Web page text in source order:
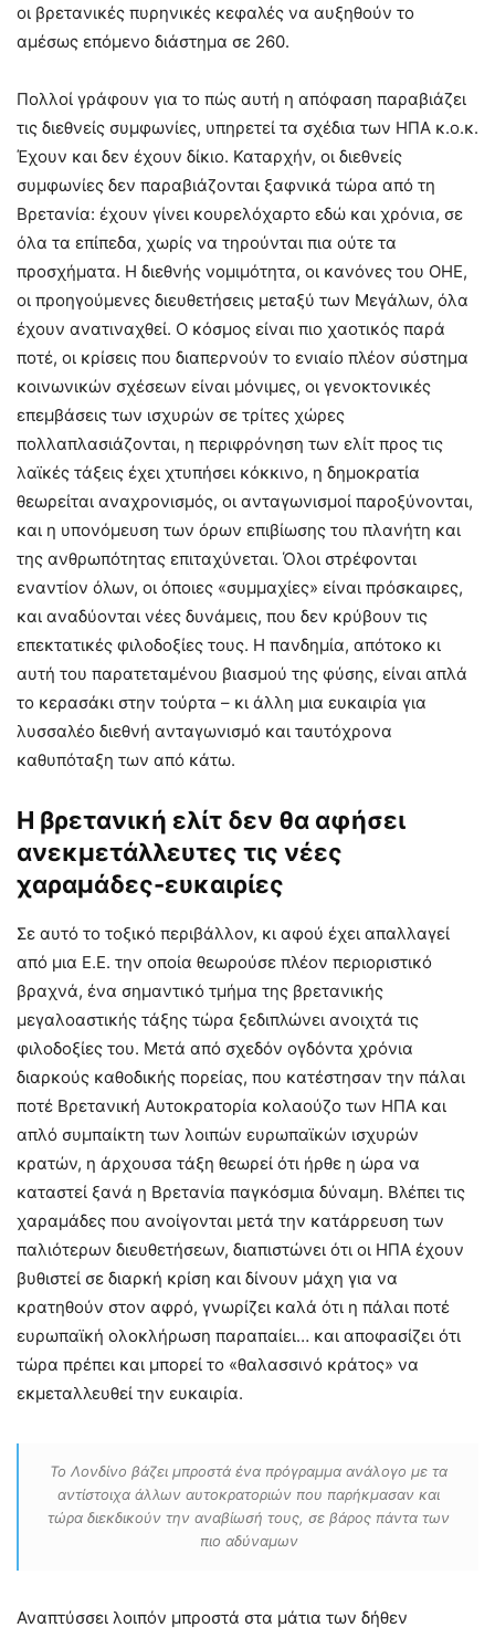
οι βρετανικές πυρηνικές κεφαλές να αυξηθούν το
αμέσως επόμενο διάστημα σε 260.
Πολλοί γράφουν για το πώς αυτή η απόφαση παραβιάζει
τις διεθνείς συμφωνίες, υπηρετεί τα σχέδια των ΗΠΑ κ.ο.κ.
Έχουν και δεν έχουν δίκιο. Καταρχήν, οι διεθνείς
συμφωνίες δεν παραβιάζονται ξαφνικά τώρα από τη
Βρετανία: έχουν γίνει κουρελόχαρτο εδώ και χρόνια, σε
όλα τα επίπεδα, χωρίς να τηρούνται πια ούτε τα
προσχήματα. Η διεθνής νομιμότητα, οι κανόνες του ΟΗΕ,
οι προηγούμενες διευθετήσεις μεταξύ των Μεγάλων, όλα
έχουν ανατιναχθεί. Ο κόσμος είναι πιο χαοτικός παρά
ποτέ, οι κρίσεις που διαπερνούν το ενιαίο πλέον σύστημα
κοινωνικών σχέσεων είναι μόνιμες, οι γενοκτονικές
επεμβάσεις των ισχυρών σε τρίτες χώρες
πολλαπλασιάζονται, η περιφρόνηση των ελίτ προς τις
λαϊκές τάξεις έχει χτυπήσει κόκκινο, η δημοκρατία
θεωρείται αναχρονισμός, οι ανταγωνισμοί παροξύνονται,
και η υπονόμευση των όρων επιβίωσης του πλανήτη και
της ανθρωπότητας επιταχύνεται. Όλοι στρέφονται
εναντίον όλων, οι όποιες «συμμαχίες» είναι πρόσκαιρες,
και αναδύονται νέες δυνάμεις, που δεν κρύβουν τις
επεκτατικές φιλοδοξίες τους. Η πανδημία, απότοκο κι
αυτή του παρατεταμένου βιασμού της φύσης, είναι απλά
το κερασάκι στην τούρτα – κι άλλη μια ευκαιρία για
λυσσαλέο διεθνή ανταγωνισμό και ταυτόχρονα
καθυπόταξη των από κάτω.
Η βρετανική ελίτ δεν θα αφήσει
ανεκμετάλλευτες τις νέες
χαραμάδες-ευκαιρίες
Σε αυτό το τοξικό περιβάλλον, κι αφού έχει απαλλαγεί
από μια Ε.Ε. την οποία θεωρούσε πλέον περιοριστικό
βραχνά, ένα σημαντικό τμήμα της βρετανικής
μεγαλοαστικής τάξης τώρα ξεδιπλώνει ανοιχτά τις
φιλοδοξίες του. Μετά από σχεδόν ογδόντα χρόνια
διαρκούς καθοδικής πορείας, που κατέστησαν την πάλαι
ποτέ Βρετανική Αυτοκρατορία κολαούζο των ΗΠΑ και
απλό συμπαίκτη των λοιπών ευρωπαϊκών ισχυρών
κρατών, η άρχουσα τάξη θεωρεί ότι ήρθε η ώρα να
καταστεί ξανά η Βρετανία παγκόσμια δύναμη. Βλέπει τις
χαραμάδες που ανοίγονται μετά την κατάρρευση των
παλιότερων διευθετήσεων, διαπιστώνει ότι οι ΗΠΑ έχουν
βυθιστεί σε διαρκή κρίση και δίνουν μάχη για να
κρατηθούν στον αφρό, γνωρίζει καλά ότι η πάλαι ποτέ
ευρωπαϊκή ολοκλήρωση παραπαίει… και αποφασίζει ότι
τώρα πρέπει και μπορεί το «θαλασσινό κράτος» να
εκμεταλλευθεί την ευκαιρία.
Το Λονδίνο βάζει μπροστά ένα πρόγραμμα ανάλογο με τα
αντίστοιχα άλλων αυτοκρατοριών που παρήκμασαν και
τώρα διεκδικούν την αναβίωσή τους, σε βάρος πάντα των
πιο αδύναμων
Αναπτύσσει λοιπόν μπροστά στα μάτια των δήθεν